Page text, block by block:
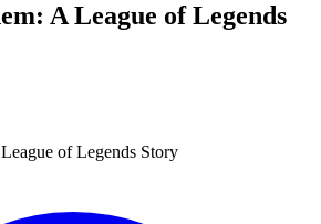
A League of Legends